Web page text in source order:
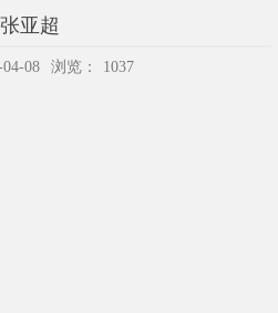
张亚超
08 浏览： 1037